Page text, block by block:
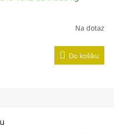
Na dotaz
Do košíku